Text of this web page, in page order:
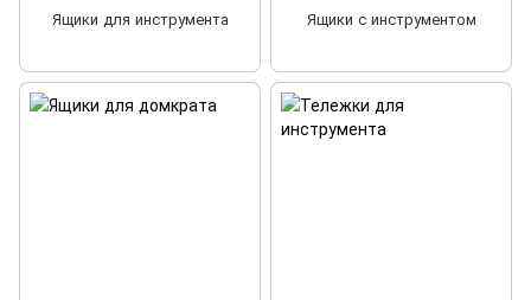
Ящики для инструмента Ящики с инструментом